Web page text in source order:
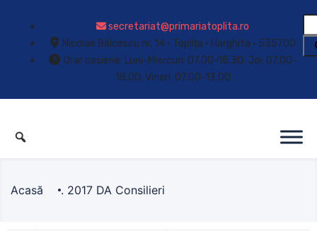
secretariat@primariatoplita.ro
Nicolae Bălcescu nr. 14 • Toplița • Harghita • 535700
Orar casierie: Luni-Miercuri: 07.00-15.30; Joi: 07.00-
18.00; Vineri: 07.00-13.00
Acasă . 2017 DA Consilieri